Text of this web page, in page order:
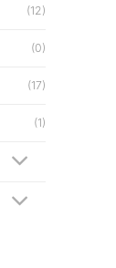
(12)
(0)
(17)
(1)